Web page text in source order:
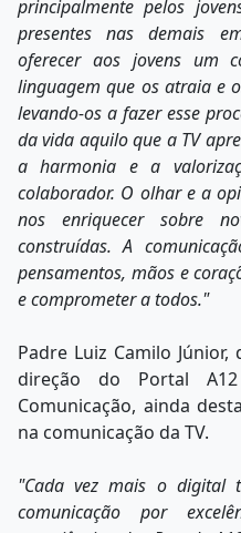
principalmente pelos
presentes nas demais
oferecer aos jovens um
linguagem que os atraia e
levando-os a fazer esse
da vida aquilo que a TV
a harmonia e a
colaborador. O olhar e a
nos enriquecer sobre
construídas. A
pensamentos, mãos e
e comprometer a todos."
Padre Luiz Camilo
direção do Portal
Comunicação, ainda
na comunicação da TV.
"Cada vez mais o digital
comunicação por